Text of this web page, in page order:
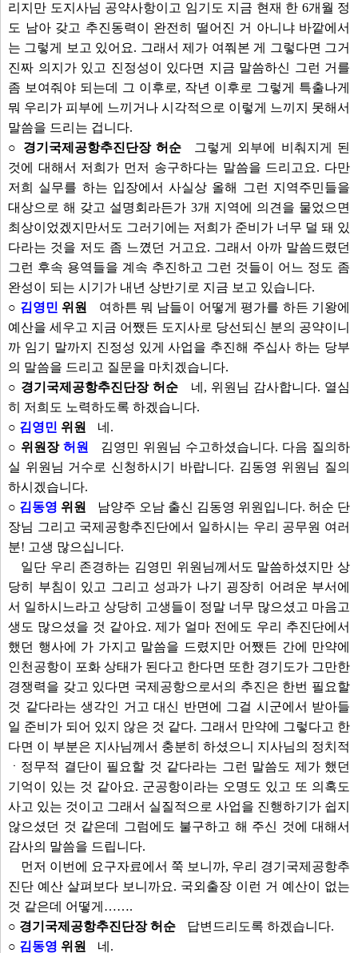
리지만 도지사님 공약사항이고 임기도 지금 현재 한 6개월 정
도 남아 갖고 추진동력이 완전히 떨어진 거 아니냐 바깥에서
는 그렇게 보고 있어요. 그래서 제가 여쭤본 게 그렇다면 그거
진짜 의지가 있고 진정성이 있다면 지금 말씀하신 그런 거를
좀 보여줘야 되는데 그 이후로, 작년 이후로 그렇게 특출나게
뭐 우리가 피부에 느끼거나 시각적으로 이렇게 느끼지 못해서
말씀을 드리는 겁니다.
○ 경기국제공항추진단장 허순
그렇게 외부에 비춰지게 된
것에 대해서 저희가 먼저 송구하다는 말씀을 드리고요. 다만
저희 실무를 하는 입장에서 사실상 올해 그런 지역주민들을
대상으로 해 갖고 설명회라든가 3개 지역에 의견을 물었으면
최상이었겠지만서도 그러기에는 저희가 준비가 너무 덜 돼 있
다라는 것을 저도 좀 느꼈던 거고요. 그래서 아까 말씀드렸던
그런 후속 용역들을 계속 추진하고 그런 것들이 어느 정도 좀
완성이 되는 시기가 내년 상반기로 지금 보고 있습니다.
○ 김영민 위원
여하튼 뭐 남들이 어떻게 평가를 하든 기왕에
예산을 세우고 지금 어쨌든 도지사로 당선되신 분의 공약이니
까 임기 말까지 진정성 있게 사업을 추진해 주십사 하는 당부
의 말씀을 드리고 질문을 마치겠습니다.
○ 경기국제공항추진단장 허순
네, 위원님 감사합니다. 열심
히 저희도 노력하도록 하겠습니다.
○ 김영민 위원
네.
○ 위원장 허원
김영민 위원님 수고하셨습니다. 다음 질의하
실 위원님 거수로 신청하시기 바랍니다. 김동영 위원님 질의
하시겠습니다.
○ 김동영 위원
남양주 오남 출신 김동영 위원입니다. 허순 단
장님 그리고 국제공항추진단에서 일하시는 우리 공무원 여러
분! 고생 많으십니다.
일단 우리 존경하는 김영민 위원님께서도 말씀하셨지만 상
당히 부침이 있고 그리고 성과가 나기 굉장히 어려운 부서에
서 일하시느라고 상당히 고생들이 정말 너무 많으셨고 마음고
생도 많으셨을 것 같아요. 제가 얼마 전에도 우리 추진단에서
했던 행사에 가 가지고 말씀을 드렸지만 어쨌든 간에 만약에
인천공항이 포화 상태가 된다고 한다면 또한 경기도가 그만한
경쟁력을 갖고 있다면 국제공항으로서의 추진은 한번 필요할
것 같다라는 생각인 거고 대신 반면에 그걸 시군에서 받아들
일 준비가 되어 있지 않은 것 같다. 그래서 만약에 그렇다고 한
다면 이 부분은 지사님께서 충분히 하셨으니 지사님의 정치적
ㆍ정무적 결단이 필요할 것 같다라는 그런 말씀도 제가 했던
기억이 있는 것 같아요. 군공항이라는 오명도 있고 또 의혹도
사고 있는 것이고 그래서 실질적으로 사업을 진행하기가 쉽지
않으셨던 것 같은데 그럼에도 불구하고 해 주신 것에 대해서
감사의 말씀을 드립니다.
먼저 이번에 요구자료에서 쭉 보니까, 우리 경기국제공항추
진단 예산 살펴보다 보니까요. 국외출장 이런 거 예산이 없는
것 같은데 어떻게…….
○ 경기국제공항추진단장 허순
답변드리도록 하겠습니다.
○ 김동영 위원 네.